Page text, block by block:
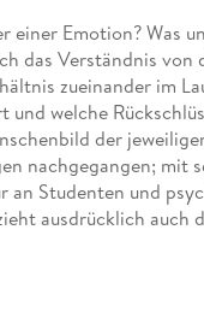
einer Emotion? Was
das Verständnis von
zueinander im
und welche
der
nachgegangen; mit
an Studenten und
ausdrücklich auch